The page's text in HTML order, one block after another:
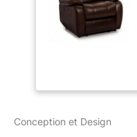
Conception et Design